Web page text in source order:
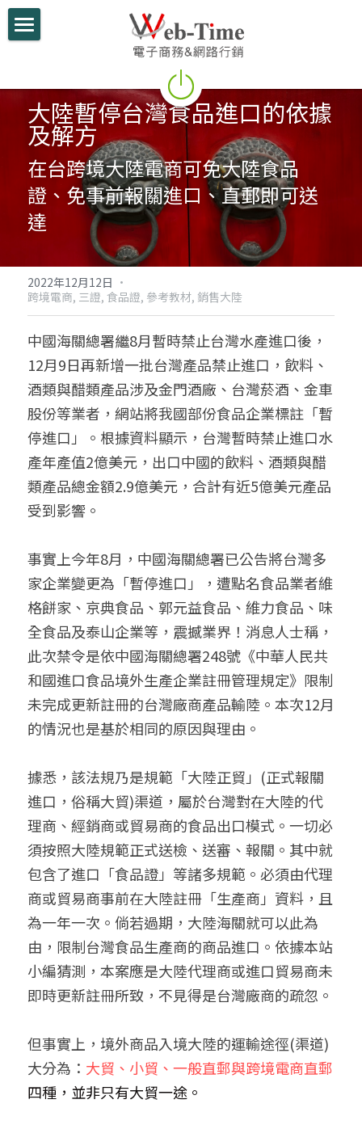
電商學堂
跨境電商
跨境行銷
微信行銷
網路開店
電商部落格
行動支付整合
跨境電商實績
聯絡我們
搜索
大陸暫停台灣食品進口的依據
及解方
在台跨境大陸電商可免大陸食品
證、免事前報關進口、直郵即可送
達
2022年12月12日 ·
跨境電商, 三證, 食品證, 參考教材, 銷售大陸
中國海關總署繼8月暫時禁止台灣水產進口後，
12月9日再新增一批台灣產品禁止進口，飲料、
酒類與醋類產品涉及金門酒廠、台灣菸酒、金車
股份等業者，網站將我國部份食品企業標註「暫
停進口」。根據資料顯示，台灣暫時禁止進口水
產年產值2億美元，出口中國的飲料、酒類與醋
類產品總金額2.9億美元，合計有近5億美元產品
受到影響。
事實上今年8月，中國海關總署已公告將台灣多
家企業變更為「暫停進口」，遭點名食品業者維
格餅家、京典食品、郭元益食品、維力食品、味
全食品及泰山企業等，震撼業界！消息人士稱，
此次禁令是依中國海關總署248號《中華人民共
和國進口食品境外生產企業註冊管理規定》限制
未完成更新註冊的台灣廠商產品輸陸。本次12月
的情況也是基於相同的原因與理由。
據悉，該法規乃是規範「大陸正貿」(正式報關
進口，俗稱大貿)渠道，屬於台灣對在大陸的代
理商、經銷商或貿易商的食品出口模式。一切必
須按照大陸規範正式送檢、送審、報關。其中就
包含了進口「食品證」等諸多規範。必須由代理
商或貿易商事前在大陸註冊「生產商」資料，且
為一年一次。倘若過期，大陸海關就可以此為
由，限制台灣食品生產商的商品進口。依據本站
小編猜測，本案應是大陸代理商或進口貿易商未
即時更新註冊所致，不見得是台灣廠商的疏忽。
但事實上，境外商品入境大陸的運輸途徑(渠道)
大分為： 大貿、小貿、一般直郵與跨境電商直郵
四種，並非只有大貿一途。